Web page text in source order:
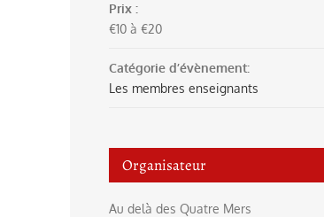
Prix :
€10 à €20
Catégorie d’évènement:
Les membres enseignants
Organisateur
Au delà des Quatre Mers